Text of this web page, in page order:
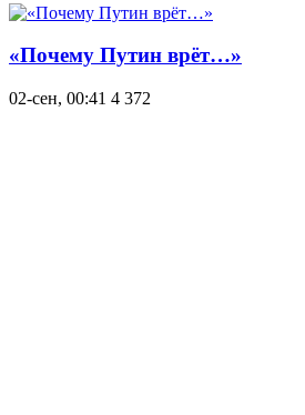
«Почему Путин врёт…»
02-сен, 00:41 4 372